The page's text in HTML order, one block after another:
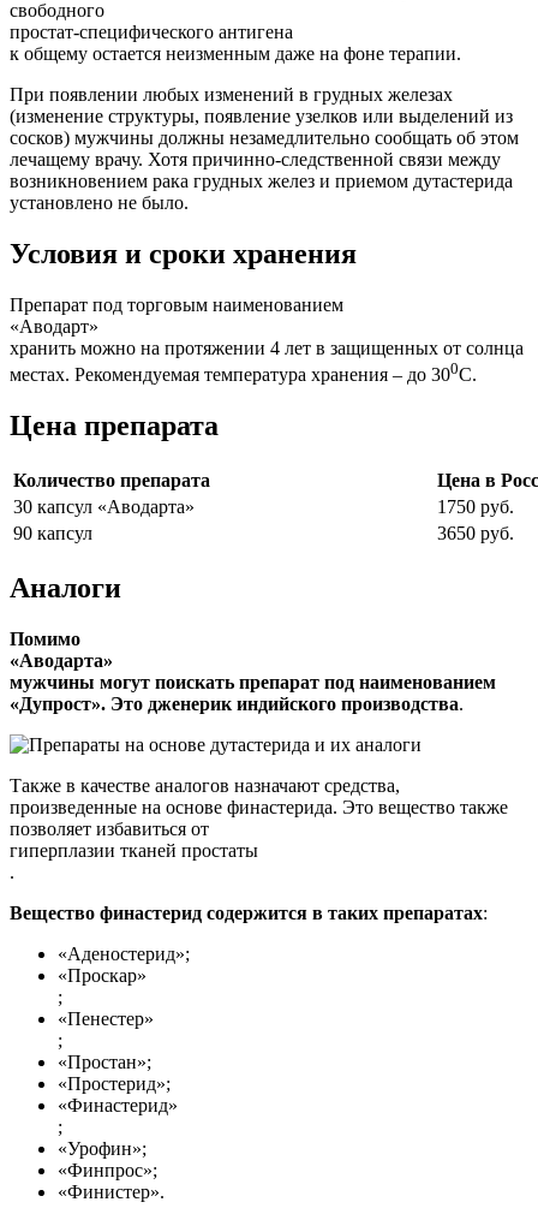
свободного
простат-специфического антигена
к общему остается неизменным даже на фоне терапии.
При появлении любых изменений в грудных железах
(изменение структуры, появление узелков или выделений из
сосков) мужчины должны незамедлительно сообщать об этом
лечащему врачу. Хотя причинно-следственной связи между
возникновением рака грудных желез и приемом дутастерида
установлено не было.
Условия и сроки хранения
Препарат под торговым наименованием
«Аводарт»
хранить можно на протяжении 4 лет в защищенных от солнца
местах. Рекомендуемая температура хранения – до 300С.
Цена препарата
Количество препарата
Цена в
30 капсул «Аводарта»
1750 руб.
90 капсул
3650 руб.
Аналоги
Помимо
«Аводарта»
мужчины могут поискать препарат под наименованием
«Дупрост». Это дженерик индийского производства.
Также в качестве аналогов назначают средства,
произведенные на основе финастерида. Это вещество также
позволяет избавиться от
гиперплазии тканей простаты
.
Вещество финастерид содержится в таких препаратах:
«Аденостерид»;
«Проскар»
;
«Пенестер»
;
«Простан»;
«Простерид»;
«Финастерид»
;
«Урофин»;
«Финпрос»;
«Финистер».